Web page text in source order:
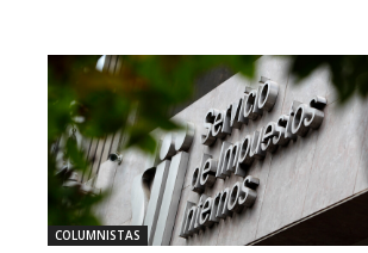
COLUMNISTAS